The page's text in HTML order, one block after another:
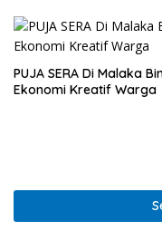
PUJA SERA Di Malaka
Ekonomi Kreatif Warga